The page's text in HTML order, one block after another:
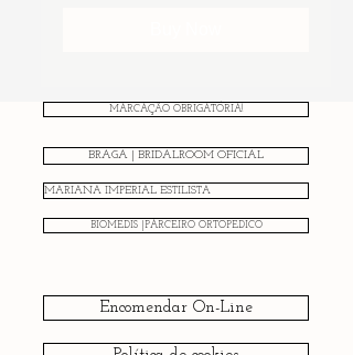
MARCAÇÃO OBRIGATÓRIA!
BRAGA | BRIDALROOM OFICIAL
MARIANA IMPERIAL ESTILISTA
BIOMEDIS |PARCEIRO ORTOPÉDICO
Encomendar On-Line